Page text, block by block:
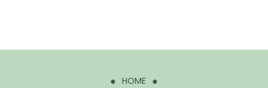
HOME